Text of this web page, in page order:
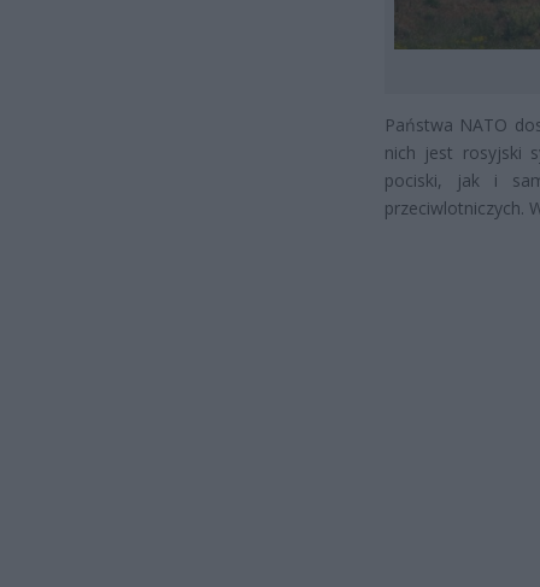
Państwa NATO
nich jest rosyjski
pociski, jak i
przeciwlotniczych.